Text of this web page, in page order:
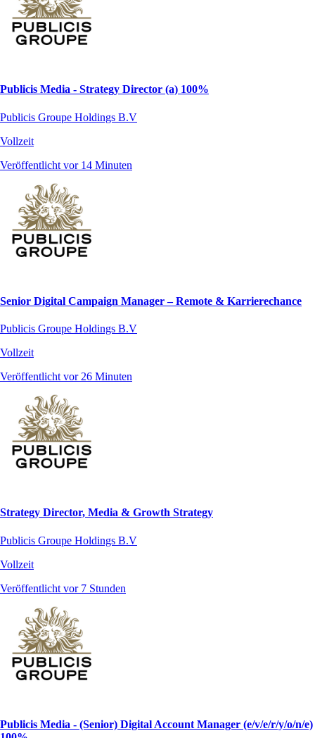
Publicis Media - Strategy Director (a) 100%
Publicis Groupe Holdings B.V
Vollzeit
Veröffentlicht vor 14 Minuten
Senior Digital Campaign Manager – Remote & Karrierechance
Publicis Groupe Holdings B.V
Vollzeit
Veröffentlicht vor 26 Minuten
Strategy Director, Media & Growth Strategy
Publicis Groupe Holdings B.V
Vollzeit
Veröffentlicht vor 7 Stunden
Publicis Media - (Senior) Digital Account Manager (e/v/e/r/y/o/n/e)